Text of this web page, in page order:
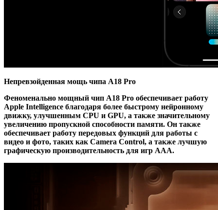
Непревзойденная мощь чипа A18 Pro
Феноменально мощный чип A18 Pro обеспечивает работу
Apple Intelligence благодаря более быстрому нейронному
движку, улучшенным CPU и GPU, а также значительному
увеличению пропускной способности памяти. Он также
обеспечивает работу передовых функций для работы с
видео и фото, таких как Camera Control, а также лучшую
графическую производительность для игр AAA.